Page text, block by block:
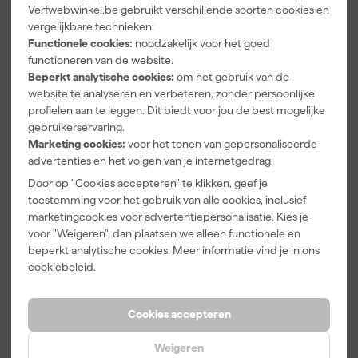
Verfwebwinkel.be gebruikt verschillende soorten cookies en
vergelijkbare technieken:
Functionele cookies: noodzakelijk voor het goed
functioneren van de website.
Beperkt analytische cookies: om het gebruik van de
website te analyseren en verbeteren, zonder persoonlijke
profielen aan te leggen. Dit biedt voor jou de best mogelijke
gebruikerservaring.
Marketing cookies: voor het tonen van gepersonaliseerde
advertenties en het volgen van je internetgedrag.
Door op "Cookies accepteren" te klikken, geef je
toestemming voor het gebruik van alle cookies, inclusief
marketingcookies voor advertentiepersonalisatie. Kies je
voor "Weigeren", dan plaatsen we alleen functionele en
beperkt analytische cookies. Meer informatie vind je in ons
cookiebeleid.
Cookies accepteren
Weigeren
Grabo 11017
Rock Seal
afdichtingssy
steem
Maandag
bezorgd
48
Filterset voor
Plus / Pro
Maandag
bezorgd
9
incl. BTW
Batterij - 2,6
Maandag
63
incl. BTW